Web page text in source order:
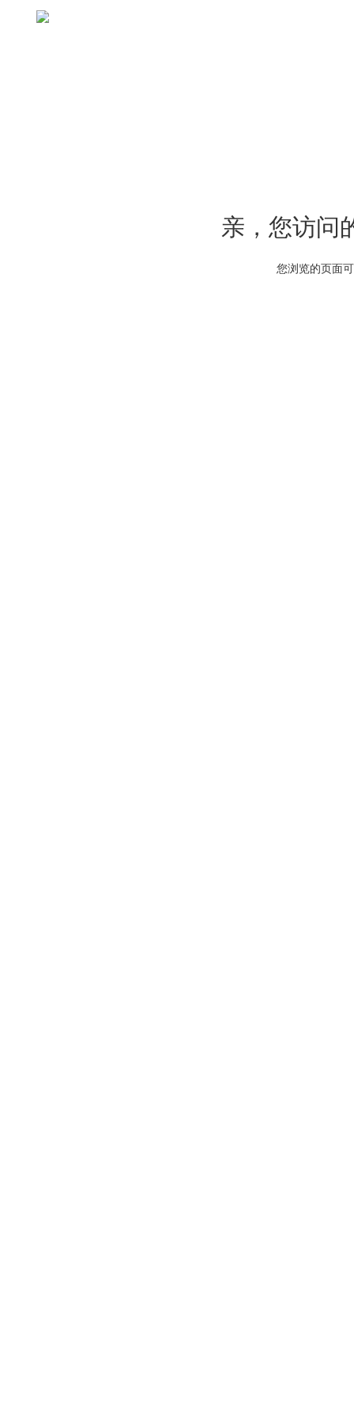
亲，您访问
您浏览的页面